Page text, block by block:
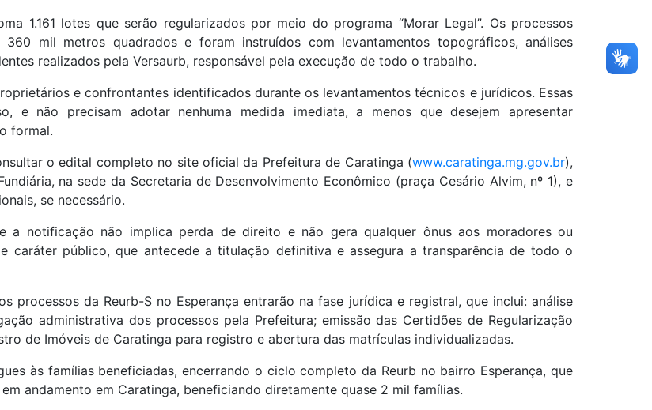
1.161 lotes que serão regularizados por meio do programa “Morar Legal”. Os processos
mil metros quadrados e foram instruídos com levantamentos topográficos, análises
realizados pela Versaurb, responsável pela execução de todo o trabalho.
e confrontantes identificados durante os levantamentos técnicos e jurídicos. Essas
e não precisam adotar nenhuma medida imediata, a menos que desejem apresentar
formal.
o edital completo no site oficial da Prefeitura de Caratinga (www.caratinga.mg.gov.br),
na sede da Secretaria de Desenvolvimento Econômico (praça Cesário Alvim, nº 1), e
se necessário.
a notificação não implica perda de direito e não gera qualquer ônus aos moradores ou
caráter público, que antecede a titulação definitiva e assegura a transparência de todo o
processos da Reurb-S no Esperança entrarão na fase jurídica e registral, que inclui: análise
administrativa dos processos pela Prefeitura; emissão das Certidões de Regularização
de Imóveis de Caratinga para registro e abertura das matrículas individualizadas.
às famílias beneficiadas, encerrando o ciclo completo da Reurb no bairro Esperança, que
andamento em Caratinga, beneficiando diretamente quase 2 mil famílias.